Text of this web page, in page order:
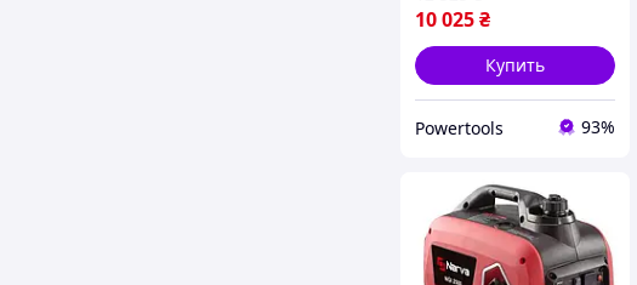
10 025₴
Купить
Powertools 93%